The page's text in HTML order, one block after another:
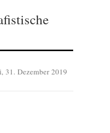
31. Dezember 2019